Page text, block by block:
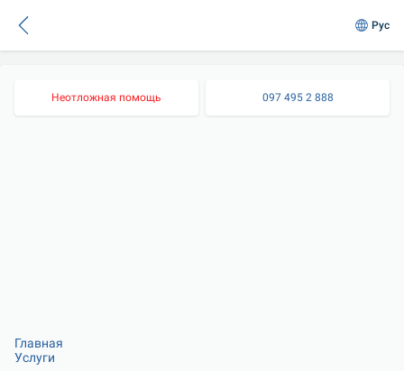
Рус
Неотложная помощь 097 495 2 888
Главная
Услуги